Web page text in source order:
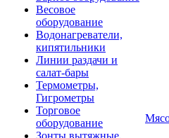
Весовое
оборудование
Водонагреватели,
кипятильники
Линии раздачи и
салат-бары
Термометры,
Гигрометры
Торговое
оборудование
Зонты вытяжные,